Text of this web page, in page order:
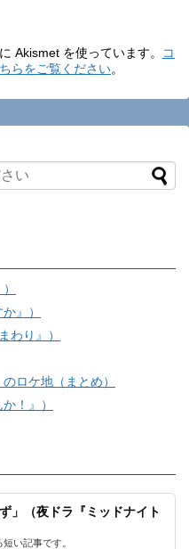
Akismet を使っています。
コ
らをご覧ください。
』）
わり』）
ロケ地（まとめ）
！』）
」（夜ドラ『ミッドナイト
い記事です。